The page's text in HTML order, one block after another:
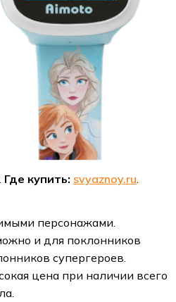
Где купить: svyaznoy.ru
персонажами.
и для поклонников
супергероев.
цена при наличии всего